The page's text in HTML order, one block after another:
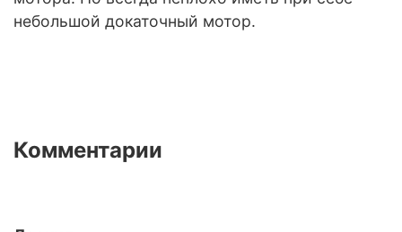
небольшой докаточный мотор.
Комментарии